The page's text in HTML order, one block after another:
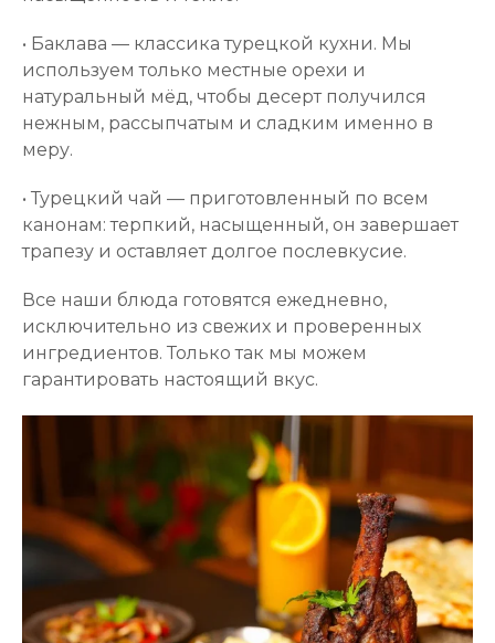
• Баклава — классика турецкой кухни. Мы
используем только местные орехи и
натуральный мёд, чтобы десерт получился
нежным, рассыпчатым и сладким именно в
меру.
• Турецкий чай — приготовленный по всем
канонам: терпкий, насыщенный, он завершает
трапезу и оставляет долгое послевкусие.
Все наши блюда готовятся ежедневно,
исключительно из свежих и проверенных
ингредиентов. Только так мы можем
гарантировать настоящий вкус.